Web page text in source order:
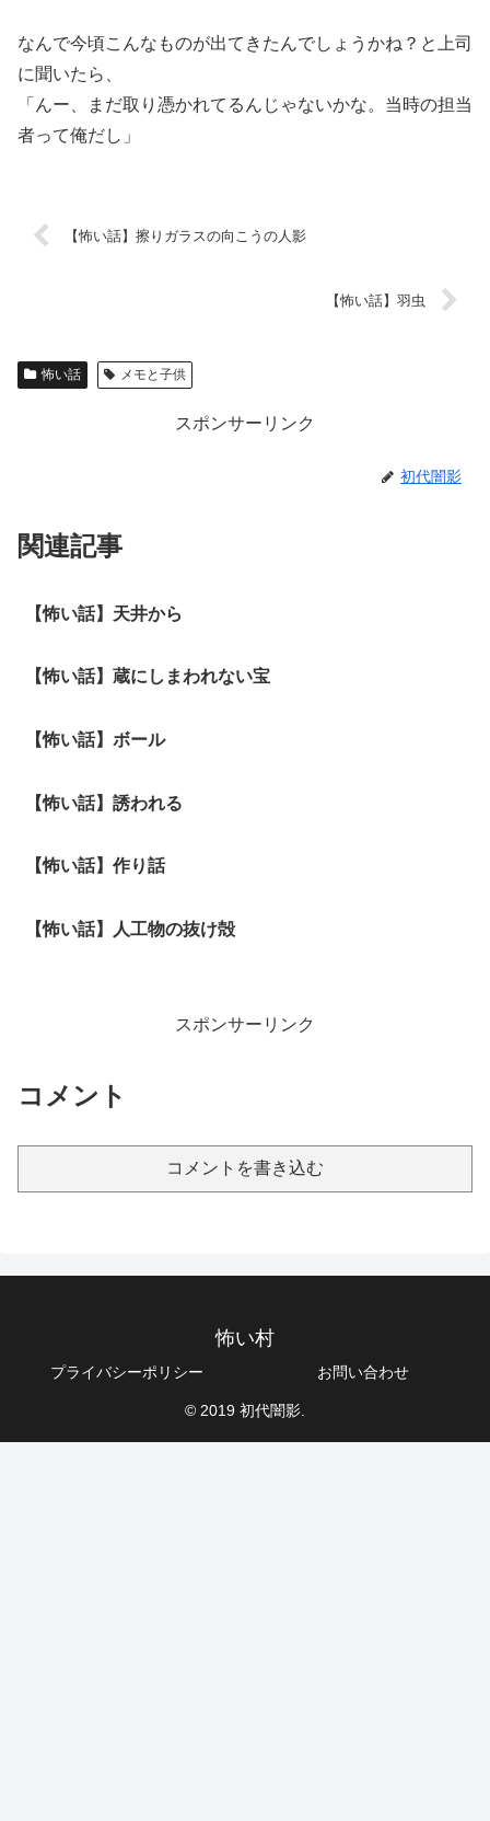
なんで今頃こんなものが出てきたんでしょうかね？と上司
に聞いたら、
「んー、まだ取り憑かれてるんじゃないかな。当時の担当
者って俺だし」
【怖い話】擦りガラスの向こうの人影
【怖い話】羽虫
怖い話 メモと子供
スポンサーリンク
初代闇影
関連記事
【怖い話】天井から
【怖い話】蔵にしまわれない宝
【怖い話】ボール
【怖い話】誘われる
【怖い話】作り話
【怖い話】人工物の抜け殻
スポンサーリンク
コメント
コメントを書き込む
怖い村
プライバシーポリシー お問い合わせ
© 2019 初代闇影.